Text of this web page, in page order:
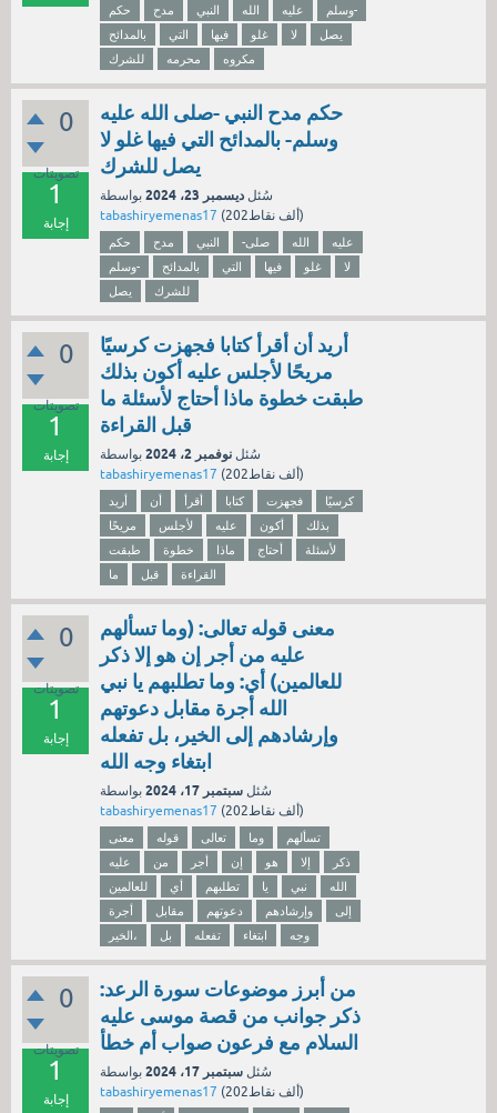
حكم مدح النبي الله عليه
وسلم-
بالمدائح
التي فيها غلو لا
يصل
للشرك
محرمه مكروه
0
تصويتات
1
إجابة
حكم مدح النبي -صلى الله عليه
وسلم- بالمدائح التي فيها غلو لا
يصل للشرك
سُئل ديسمبر 23، 2024
بواسطة
tabashiryemenas17 ( 202ألف نقاط)
حكم مدح النبي -صلى الله
عليه
وسلم-
بالمدائح التي فيها غلو
لا
يصل
للشرك
0
تصويتات
1
إجابة
أريد أن أقرأ كتابا فجهزت كرسيًا
مريحًا لأجلس عليه أكون بذلك
طبقت خطوة ماذا أحتاج لأسئلة ما
قبل القراءة
سُئل نوفمبر 2، 2024
بواسطة
tabashiryemenas17 ( 202ألف نقاط)
أريد أن أقرأ كتابا فجهزت
كرسيًا
مريحًا
لأجلس عليه أكون
بذلك
طبقت
خطوة ماذا أحتاج
لأسئلة
ما
قبل القراءة
0
تصويتات
1
إجابة
معنى قوله تعالى: (وما تسألهم
عليه من أجر إن هو إلا ذكر
للعالمين) أي: وما تطلبهم يا نبي
الله أجرة مقابل دعوتهم
وإرشادهم إلى الخير، بل تفعله
ابتغاء وجه الله
سُئل سبتمبر 17، 2024
بواسطة
tabashiryemenas17 ( 202ألف نقاط)
معنى قوله تعالى وما
تسألهم
عليه
من أجر إن هو إلا
ذكر
للعالمين
أي تطلبهم يا نبي
الله
أجرة
مقابل دعوتهم وإرشادهم
إلى
الخير،
بل تفعله ابتغاء وجه
0
تصويتات
1
إجابة
من أبرز موضوعات سورة الرعد:
ذكر جوانب من قصة موسى عليه
السلام مع فرعون صواب أم خطأ
سُئل سبتمبر 17، 2024
بواسطة
tabashiryemenas17 ( 202ألف نقاط)